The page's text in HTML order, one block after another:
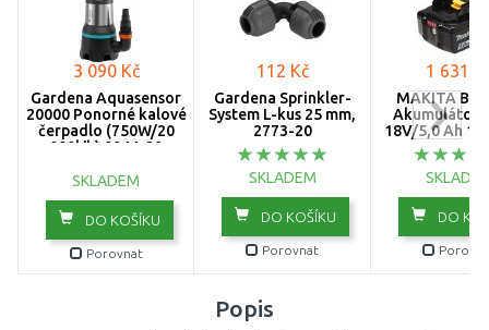
3 090 Kč
Gardena Aquasensor
20000 Ponorné kalové
čerpadlo (750W/20
000l/h) 9044-20
SKLADEM
DO KOŠÍKU
Porovnat
112 Kč
Gardena Sprinkler-
System L-kus 25 mm,
2773-20
SKLADEM
DO KOŠÍKU
Porovnat
1 631
MAKITA
Akumulátor
18V/5,0 Ah
DO
Popis